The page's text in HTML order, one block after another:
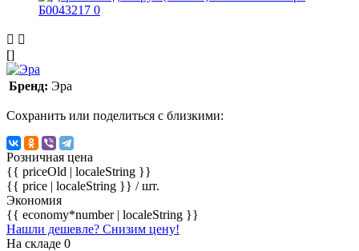
[]
Бренд: Эра
Сохранить или поделиться с близкими:
Розничная цена
{{ priceOld | localeString }}
{{ price | localeString }} / шт.
Экономия
{{ economy*number | localeString }}
Нашли дешевле? Снизим цену!
На складе 0